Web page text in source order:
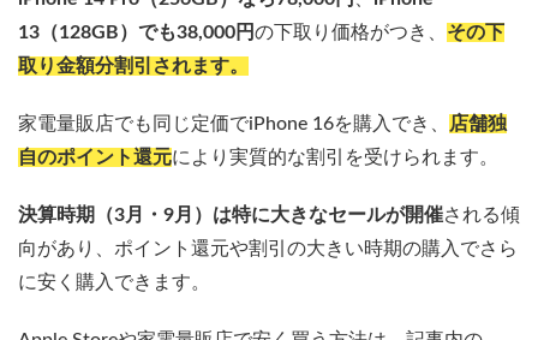
13（128GB）でも38,000円の下取り価格がつき、 その下
取り金額分割引されます。
家電量販店でも同じ定価でiPhone 16を購入でき、
店舗独
自のポイント還元により実質的な割引を受けられます。
決算時期（3月・9月）は特に大きなセールが開催される傾
向があり、ポイント還元や割引の大きい時期の購入でさら
に安く購入できます。